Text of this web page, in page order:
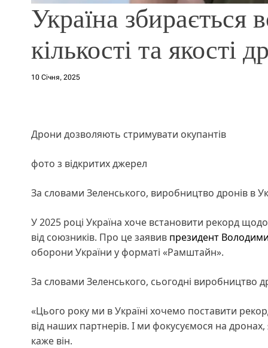
Україна збирається
кількості та якості
10 Січня, 2025
Дрони дозволяють стримувати окупантів
фото з відкритих джерел
За словами Зеленського, виробництво дронів в
У 2025 році Україна хоче встановити рекорд щодо
від союзників. Про це заявив президент
оборони України у форматі «Рамштайн».
За словами Зеленського, сьогодні виробництво
«Цього року ми в Україні хочемо поставити
від наших партнерів. І ми фокусуємося на
каже він.